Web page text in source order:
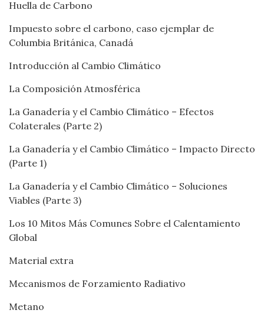
Huella de Carbono
Impuesto sobre el carbono, caso ejemplar de
Columbia Británica, Canadá
Introducción al Cambio Climático
La Composición Atmosférica
La Ganadería y el Cambio Climático – Efectos
Colaterales (Parte 2)
La Ganadería y el Cambio Climático – Impacto Directo
(Parte 1)
La Ganadería y el Cambio Climático – Soluciones
Viables (Parte 3)
Los 10 Mitos Más Comunes Sobre el Calentamiento
Global
Material extra
Mecanismos de Forzamiento Radiativo
Metano